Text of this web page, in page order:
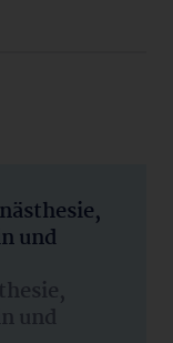
und
und